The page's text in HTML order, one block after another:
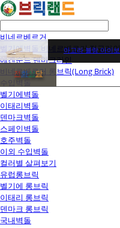
비네르베르거
벨기에벽돌 비네르베르거 정규라인
에겐순드 덴마크라인
비네르베르거 롱브릭(Long Brick)
수입벽돌
벨기에벽돌
이태리벽돌
덴마크벽돌
스페인벽돌
호주벽돌
이외 수입벽돌
컬러별 살펴보기
유럽롱브릭
벨기에 롱브릭
이태리 롱브릭
덴마크 롱브릭
국내벽돌
전화상담